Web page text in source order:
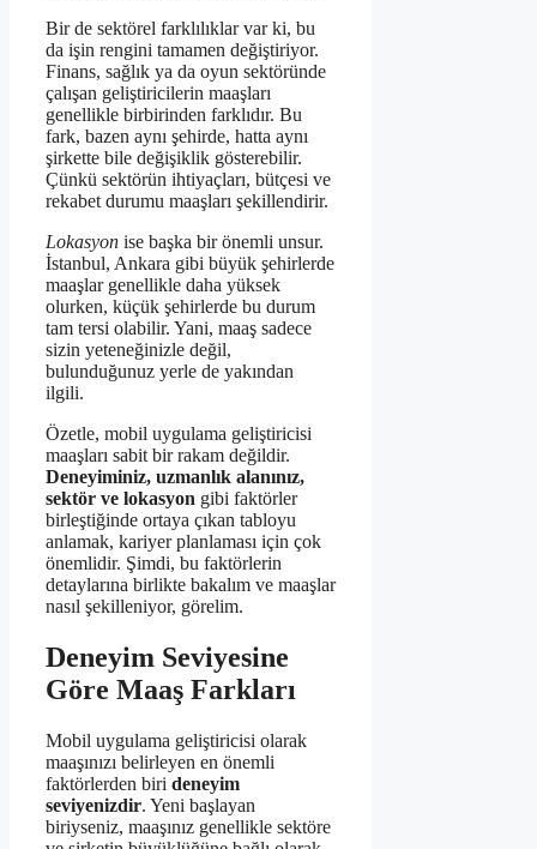
Bir de sektörel farklılıklar var ki, bu
da işin rengini tamamen değiştiriyor.
Finans, sağlık ya da oyun sektöründe
çalışan geliştiricilerin maaşları
genellikle birbirinden farklıdır. Bu
fark, bazen aynı şehirde, hatta aynı
şirkette bile değişiklik gösterebilir.
Çünkü sektörün ihtiyaçları, bütçesi ve
rekabet durumu maaşları şekillendirir.
Lokasyon ise başka bir önemli unsur.
İstanbul, Ankara gibi büyük şehirlerde
maaşlar genellikle daha yüksek
olurken, küçük şehirlerde bu durum
tam tersi olabilir. Yani, maaş sadece
sizin yeteneğinizle değil,
bulunduğunuz yerle de yakından
ilgili.
Özetle, mobil uygulama geliştiricisi
maaşları sabit bir rakam değildir.
Deneyiminiz, uzmanlık alanınız,
sektör ve lokasyon gibi faktörler
birleştiğinde ortaya çıkan tabloyu
anlamak, kariyer planlaması için çok
önemlidir. Şimdi, bu faktörlerin
detaylarına birlikte bakalım ve maaşlar
nasıl şekilleniyor, görelim.
Deneyim Seviyesine
Göre Maaş Farkları
Mobil uygulama geliştiricisi olarak
maaşınızı belirleyen en önemli
faktörlerden biri deneyim
seviyenizdir. Yeni başlayan
biriyseniz, maaşınız genellikle sektöre